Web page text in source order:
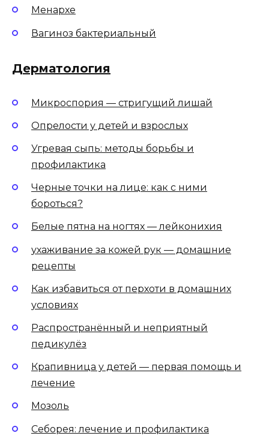
Менархе
Вагиноз бактериальный
Дерматология
Микроспория — стригущий лишай
Опрелости у детей и взрослых
Угревая сыпь: методы борьбы и
профилактика
Черные точки на лице: как с ними
бороться?
Белые пятна на ногтях — лейконихия
ухаживание за кожей рук — домашние
рецепты
Как избавиться от перхоти в домашних
условиях
Распространённый и неприятный
педикулёз
Крапивница у детей — первая помощь и
лечение
Мозоль
Себорея: лечение и профилактика